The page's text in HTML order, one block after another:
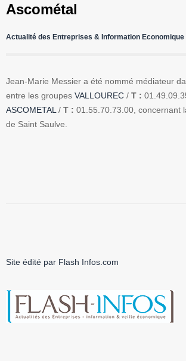
Ascométal
Actualité des Entreprises & Information Economique
Jean-Marie Messier a été nommé médiateur
entre les groupes VALLOUREC / T :
ASCOMETAL/ T : 01.55.70.73.00, concernant
de Saint Saulve.
Site édité par Flash Infos.com